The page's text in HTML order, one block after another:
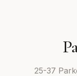
25-37